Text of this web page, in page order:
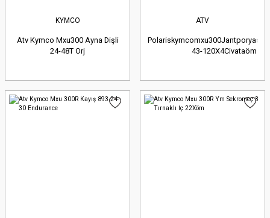
KYMCO
Atv Kymco Mxu300 Ayna Dişli
24-48T Orj
ATV
43-120X4Civataöm